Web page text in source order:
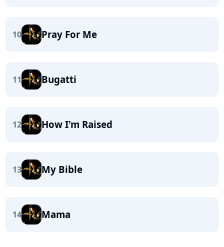
10 Pray For Me
11 Bugatti
12 How I'm Raised
13 My Bible
14 Mama